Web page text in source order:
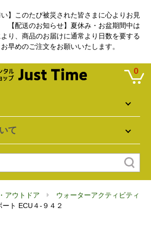
い】このたび被災された皆さまに心よりお見
【配送のお知らせ】夏休み・お盆期間中は
り、商品のお届けに通常より日数を要する
早めのご注文をお願いいたします。
て
0
アウトドア
ウォーターアクティビティ
ト ECU４-９４２